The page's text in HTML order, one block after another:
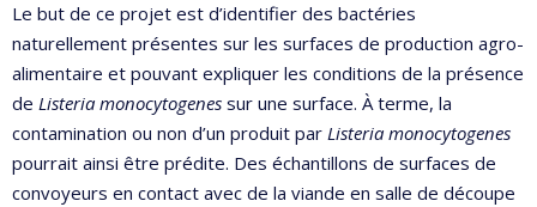
Le but de ce projet est d’identifier des bactéries
naturellement présentes sur les surfaces de production agro-
alimentaire et pouvant expliquer les conditions de la présence
de Listeria monocytogenes sur une surface. À terme, la
contamination ou non d’un produit par Listeria monocytogenes
pourrait ainsi être prédite. Des échantillons de surfaces de
convoyeurs en contact avec de la viande en salle de découpe